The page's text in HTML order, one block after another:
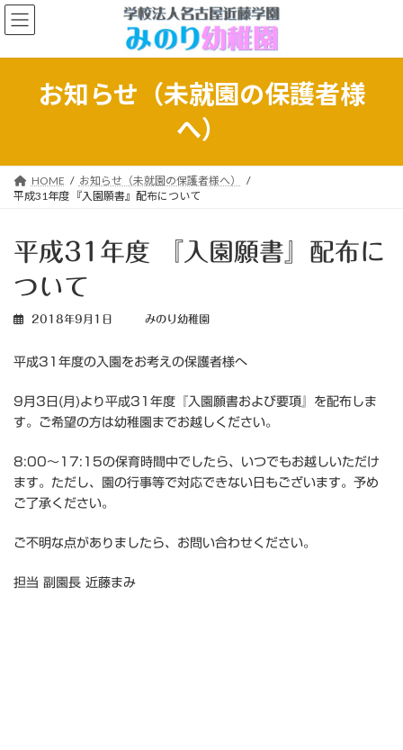
コ
ン
ン
プ
ナ
ビ
ー
動
お知らせ（未就園の保護者様
へ）
HOME
お知らせ（未就園の保護者様へ）
平成31年度 『入園願書』配布について
平成31年度 『入園願書』配布に
ついて
2018年9月1日 みのり幼稚園
平成31年度の入園をお考えの保護者様へ
9月3日(月)より平成31年度『入園願書および要項』を配布しま
す。ご希望の方は幼稚園までお越しください。
8:00〜17:15の保育時間中でしたら、いつでもお越しいただけ
ます。ただし、園の行事等で対応できない日もございます。予め
ご了承ください。
ご不明な点がありましたら、お問い合わせください。
担当 副園長 近藤まみ